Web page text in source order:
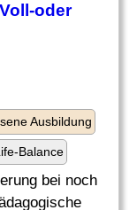
oder
Ausbildung
Balance
bei noch